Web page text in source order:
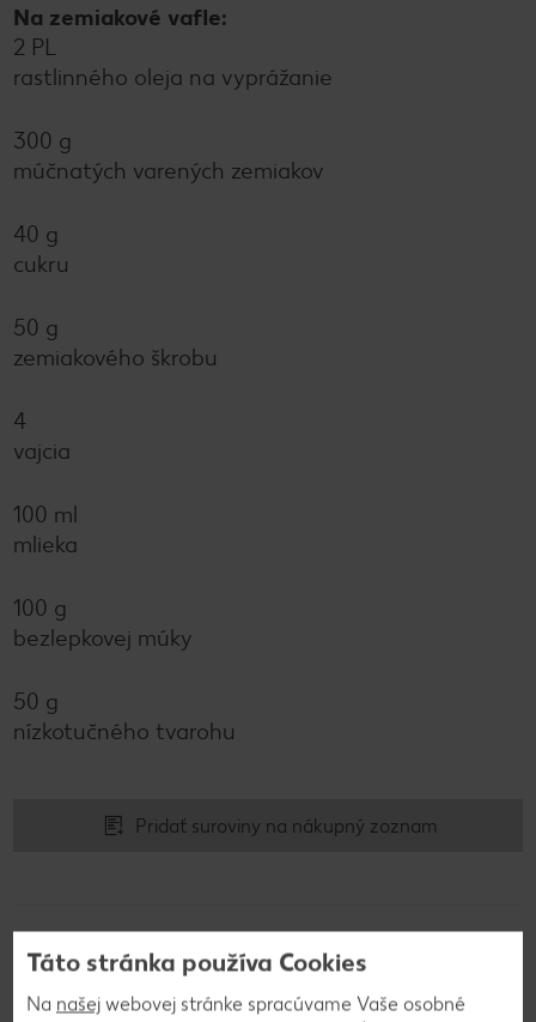
Na zemiakové vafle:
2 PL
rastlinného oleja na vyprážanie
300 g
múčnatých varených zemiakov
40 g
cukru
50 g
zemiakového škrobu
4
vajcia
100 ml
mlieka
100 g
bezlepkovej múky
50 g
nízkotučného tvarohu
Pridať suroviny na nákupný zoznam
Postup
Táto stránka používa Cookies
Na našej webovej stránke spracúvame Vaše osobné